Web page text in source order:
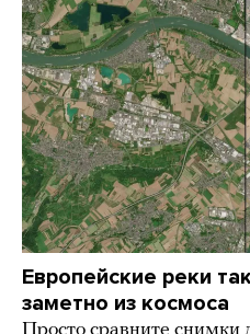
Европейские реки
заметно из космоса